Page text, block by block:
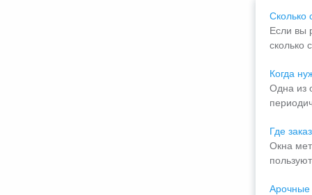
Сколько
Если вы
сколько
Когда
Одна из
Где
Окна
Арочные